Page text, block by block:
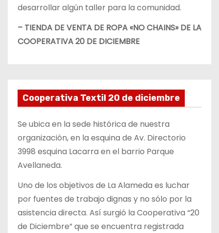
desarrollar algún taller para la comunidad.
– TIENDA DE VENTA DE ROPA «NO CHAINS» DE LA
COOPERATIVA 20 DE DICIEMBRE
Cooperativa Textil 20 de diciembre
Se ubica en la sede histórica de nuestra
organización, en la esquina de Av. Directorio
3998 esquina Lacarra en el barrio Parque
Avellaneda.
Uno de los objetivos de La Alameda es luchar
por fuentes de trabajo dignas y no sólo por la
asistencia directa. Así surgió la Cooperativa “20
de Diciembre” que se encuentra registrada